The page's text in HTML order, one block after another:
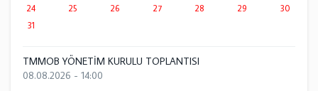
24
25 26 27 28 29
30
31
TMMOB YÖNETİM KURULU TOPLANTISI
08.08.2026 - 14:00